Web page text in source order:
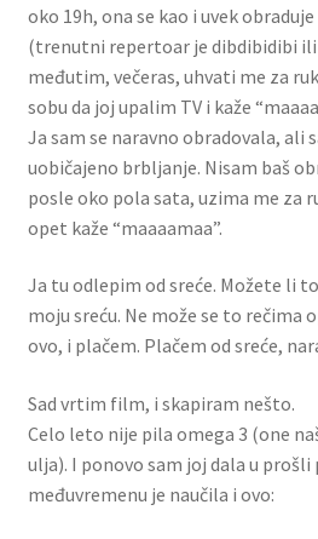
oko 19h, ona se kao i uvek
(trenutni repertoar je dibdibidibi ili
međutim, večeras, uhvati me za
sobu da joj upalim TV i kaže
Ja sam se naravno obradovala, ali
uobičajeno brbljanje. Nisam baš
posle oko pola sata, uzima me za
opet kaže “maaaamaa”.
Ja tu odlepim od sreće. Možete li
moju sreću. Ne može se to rečima
ovo, i plačem. Plačem od sreće,
Sad vrtim film, i skapiram nešto.
Celo leto nije pila omega 3 (one
ulja). I ponovo sam joj dala u prošli
međuvremenu je naučila i ovo: